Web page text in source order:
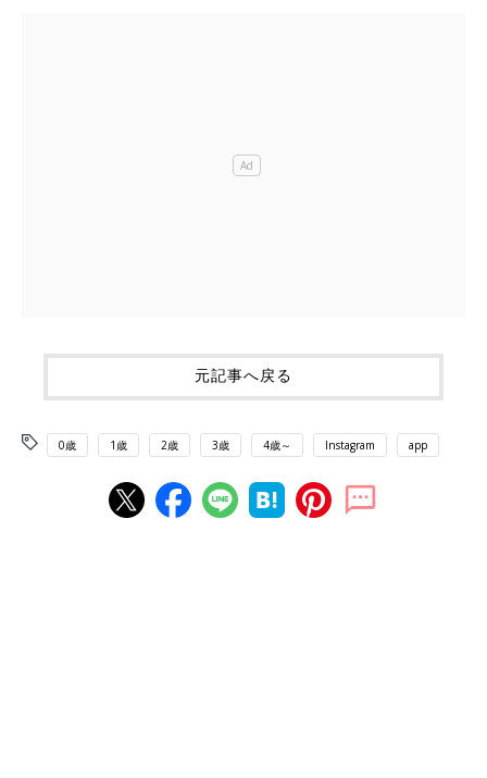
元記事へ戻る
0歳 1歳 2歳 3歳 4歳～ Instagram app